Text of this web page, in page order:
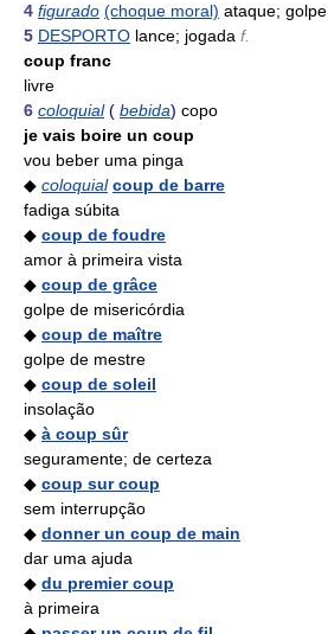
4 figurado (choque moral) ataque; golpe
5 DESPORTO lance; jogada f.
coup franc
livre
6 coloquial ( bebida) copo
je vais boire un coup
vou beber uma pinga
◆ coloquial coup de barre
fadiga súbita
◆ coup de foudre
amor à primeira vista
◆ coup de grâce
golpe de misericórdia
◆ coup de maître
golpe de mestre
◆ coup de soleil
insolação
◆ à coup sûr
seguramente; de certeza
◆ coup sur coup
sem interrupção
◆ donner un coup de main
dar uma ajuda
◆ du premier coup
à primeira